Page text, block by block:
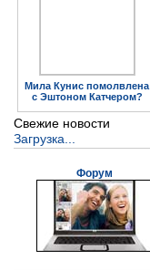
Мила Кунис помолвлена
с Эштоном Катчером?
Свежие новости
Загрузка...
Форум